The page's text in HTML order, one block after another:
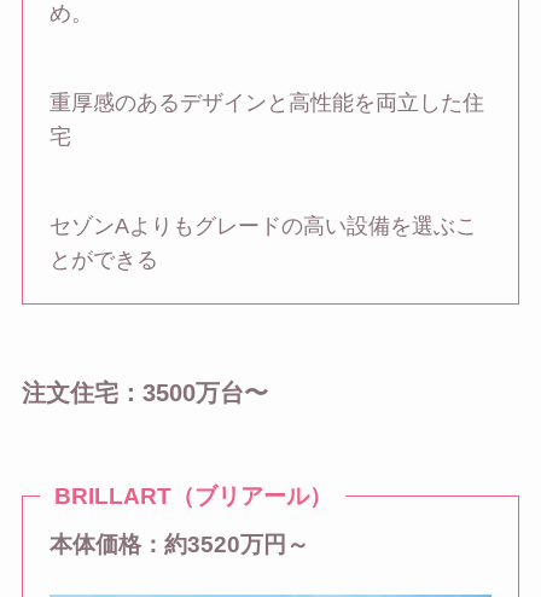
め。
重厚感のあるデザインと高性能を両立した住
宅
セゾンAよりもグレードの高い設備を選ぶこ
とができる
注文住宅：3500万台〜
BRILLART（ブリアール）
本体価格：約3520万円～